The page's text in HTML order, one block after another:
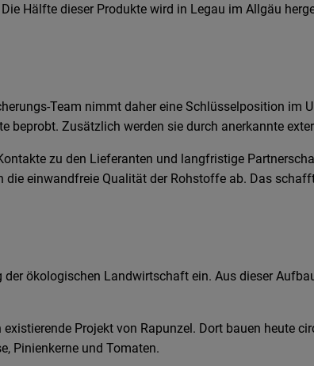
Hälfte dieser Produkte wird in Legau im Allgäu
Team nimmt daher eine Schlüsselposition im
beprobt. Zusätzlich werden sie durch anerkannte
zu den Lieferanten und langfristige
einwandfreie Qualität der Rohstoffe ab. Das
ökologischen Landwirtschaft ein. Aus dieser
Projekt von Rapunzel. Dort bauen heute
Pinienkerne und Tomaten.